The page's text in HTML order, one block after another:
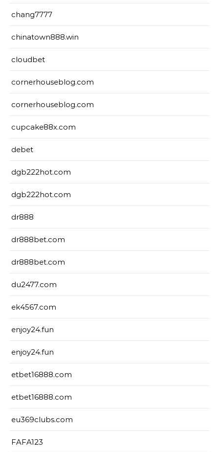
chang7777
chinatown888.win
cloudbet
cornerhouseblog.com
cornerhouseblog.com
cupcake88x.com
debet
dgb222hot.com
dgb222hot.com
dr888
dr888bet.com
dr888bet.com
du2477.com
ek4567.com
enjoy24.fun
enjoy24.fun
etbet16888.com
etbet16888.com
eu369clubs.com
FAFA123